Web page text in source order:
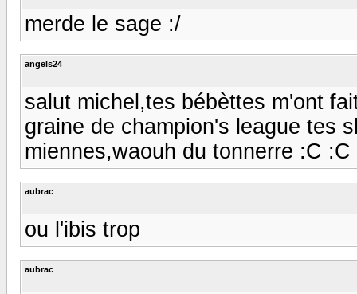
merde le sage :/
angels24
salut michel,tes bébèttes m'ont
graine de champion's league tes
miennes,waouh du tonnerre :C :C
aubrac
ou l'ibis trop
aubrac